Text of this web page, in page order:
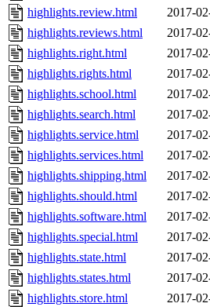
highlights.review.html
2017-
highlights.reviews.html
2017-
highlights.right.html
2017-
highlights.rights.html
2017-
highlights.school.html
2017-
highlights.search.html
2017-
highlights.service.html
2017-
highlights.services.html
2017-
highlights.shipping.html
2017-
highlights.should.html
2017-
highlights.software.html
2017-
highlights.special.html
2017-
highlights.state.html
2017-
highlights.states.html
2017-
highlights.store.html
2017-